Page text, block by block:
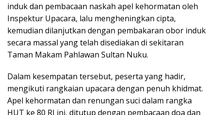
induk dan pembacaan naskah apel kehormatan oleh
Inspektur Upacara, lalu mengheningkan cipta,
kemudian dilanjutkan dengan pembakaran obor induk
secara massal yang telah disediakan di sekitaran
Taman Makam Pahlawan Sultan Nuku.
Dalam kesempatan tersebut, peserta yang hadir,
mengikuti rangkaian upacara dengan penuh khidmat.
Apel kehormatan dan renungan suci dalam rangka
HUT ke 80 RI ini, ditutup dengan pembacaan doa dan